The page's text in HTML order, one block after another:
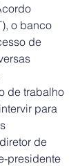
o banco
de
de trabalho
para
de
presidente